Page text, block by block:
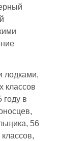
лодками,
классов
году в
56